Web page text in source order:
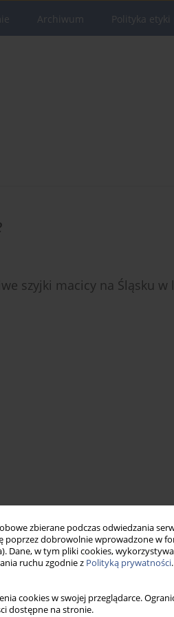
zbierane podczas odwiedzania
poprzez dobrowolnie wprowadzone w
Dane, w tym pliki cookies,
ruchu zgodnie z Polityką prywatności
cookies w swojej przeglądarce.
dostępne na stronie.
Archiwum Polityka
szyjki macicy na Śląsku w